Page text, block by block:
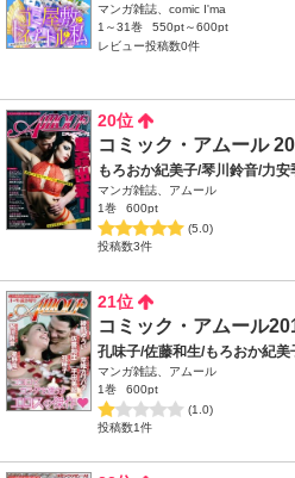
マンガ雑誌、comic I'ma
1～31巻
550pt～600pt
レビュー投稿数0件
20位
コミック・アムール
マンガ雑誌、アムール
1巻
600pt
(5.0)
投稿数3件
21位
コミック・アムール
マンガ雑誌、アムール
1巻
600pt
(1.0)
投稿数1件